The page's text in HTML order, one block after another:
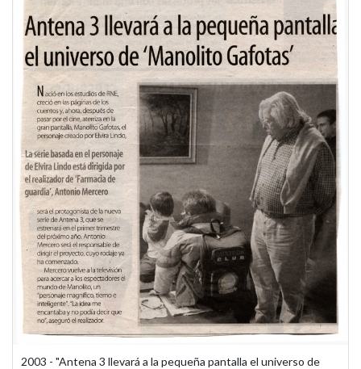
2003 - "Antena 3 llevará a la pequeña pantalla el universo de